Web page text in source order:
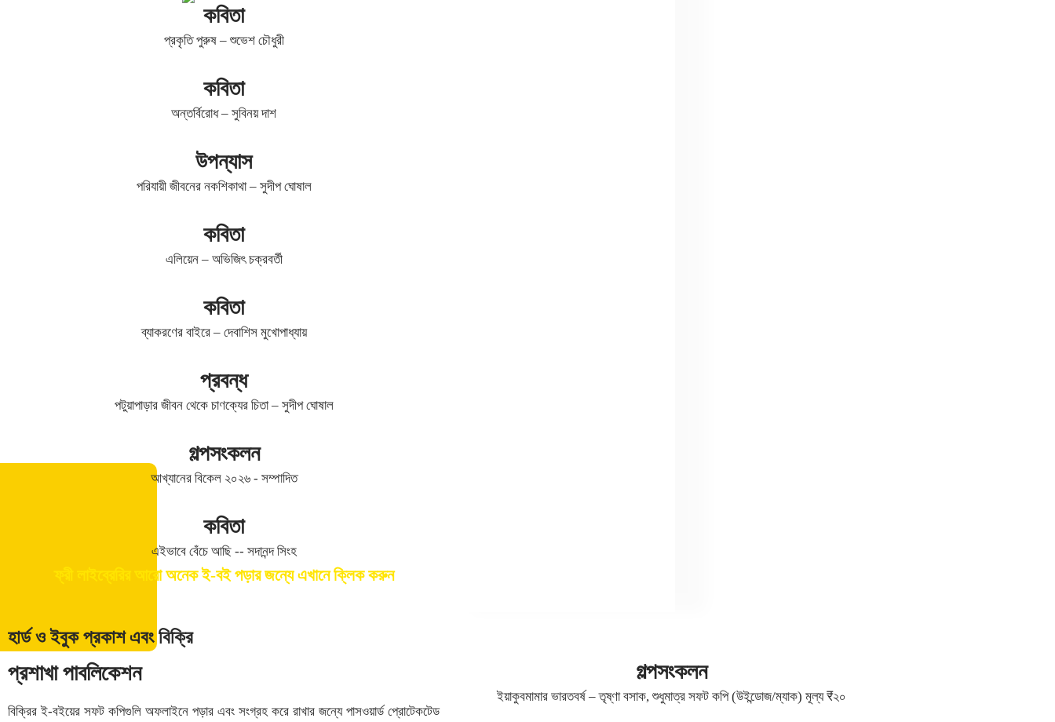
কবিতা
প্রকৃতি পুরুষ – শুভেশ চৌধুরী
কবিতা
অন্তর্বিরোধ – সুবিনয় দাশ
উপন্যাস
পরিযায়ী জীবনের নকশিকাথা – সুদীপ ঘোষাল
কবিতা
এলিয়েন – অভিজিৎ চক্রবর্তী
কবিতা
ব্যাকরণের বাইরে – দেবাশিস মুখোপাধ্যায়
প্রবন্ধ
পটুয়াপাড়ার জীবন থেকে চাণক্যের চিতা – সুদীপ ঘোষাল
গল্পসংকলন
আখ্যানের বিকেল ২০২৬ - সম্পাদিত
কবিতা
এইভাবে বেঁচে আছি -- সদানন্দ সিংহ
ফ্রী লাইব্রেরির আরো অনেক ই-বই পড়ার জন্যে এখানে ক্লিক করুন
হার্ড ও ইবুক প্রকাশ এবং বিক্রি
প্রশাখা পাবলিকেশন
বিক্রির ই-বইয়ের সফট কপিগুলি অফলাইনে পড়ার এবং সংগ্রহ করে রাখার জন্যে পাসওয়ার্ড প্রোটেকটেড
গল্পসংকলন
ইয়াকুবমামার ভারতবর্ষ – তৃষ্ণা বসাক, শুধুমাত্র সফট কপি (উইন্ডোজ/ম্যাক) মূল্য ₹২০